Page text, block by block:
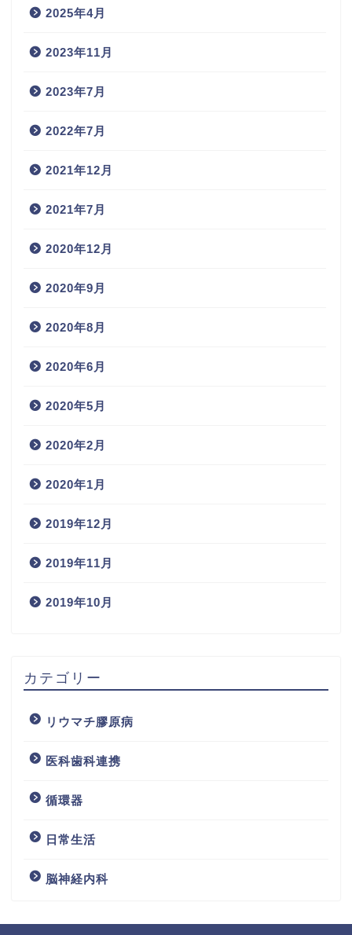
2025年4月
2023年11月
2023年7月
2022年7月
2021年12月
2021年7月
2020年12月
2020年9月
2020年8月
2020年6月
2020年5月
2020年2月
2020年1月
2019年12月
2019年11月
2019年10月
カテゴリー
リウマチ膠原病
医科歯科連携
循環器
日常生活
脳神経内科